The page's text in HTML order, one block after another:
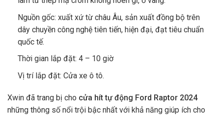
Nguồn gốc: xuất xứ từ châu Âu, sản xuất đồng bộ trên
dây chuyền công nghệ tiên tiến, hiện đại, đạt tiêu chuẩn
quốc tế.
Thời gian lắp đặt: 4 – 10 giờ
Vị trí lắp đặt: Cửa xe ô tô.
Xwin đã trang bị cho cửa hít tự động Ford Raptor 2024
những thông số nổi trội bậc nhất với khả năng giúp ích cho